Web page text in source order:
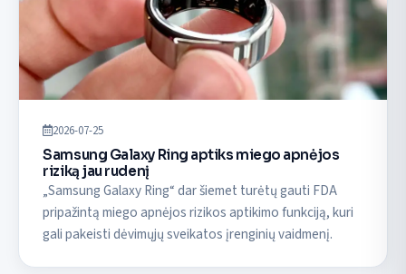
2026-07-25
Samsung Galaxy Ring aptiks miego apnėjos
riziką jau rudenį
„Samsung Galaxy Ring“ dar šiemet turėtų gauti FDA
pripažintą miego apnėjos rizikos aptikimo funkciją, kuri
gali pakeisti dėvimųjų sveikatos įrenginių vaidmenį.